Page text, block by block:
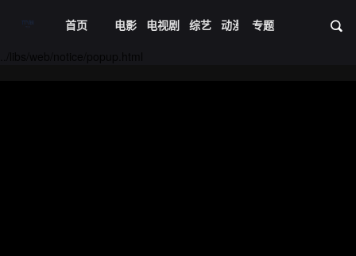
首页 电影 电视剧 综艺 动漫 短剧大全 资
专题